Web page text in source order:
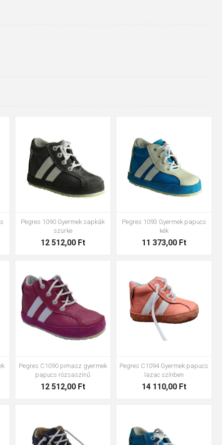
járna.
az anyagot a kopástól.
Pegres 1090 Gyermek sapkák
szürke
12 512,00 Ft
Pegres 1093 Gyermek papucs
kék
11 373,00 Ft
19
Pegres C1090 pimasz gyermek
papucs rózsaszínű
12 512,00 Ft
17 19
Pegres C1094 Gyermek papucs
lazac színben
14 110,00 Ft
19 21
17 17 18 21